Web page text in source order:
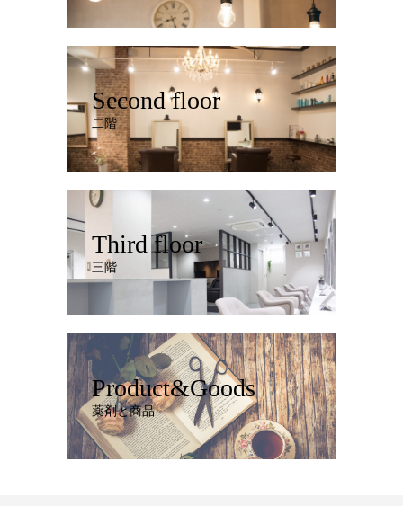
Second floor
二階
Third floor
三階
Product&Goods
薬剤と商品